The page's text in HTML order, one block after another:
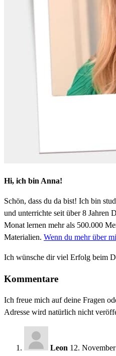
Hi, ich bin Anna!
Schön, dass du da bist! Ich bin
und unterrichte seit über 8 Jahren
Monat lernen mehr als 500.000
Materialien. Wenn du mehr über
Ich wünsche dir viel Erfolg beim
Kommentare
Ich freue mich auf deine Fragen
Adresse wird natürlich nicht
Leon 12.